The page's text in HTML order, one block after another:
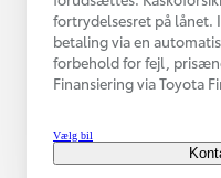
fortrydelsesret på lånet.
betaling via en
forbehold for fejl,
Finansiering via Toyota
Vælg bil